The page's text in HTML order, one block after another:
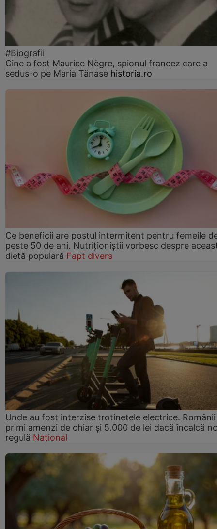
#Biografii
Cine a fost Maurice Nègre, spionul francez care a
sedus-o pe Maria Tănase historia.ro
Ce beneficii are postul intermitent pentru femeile
peste 50 de ani. Nutriționiștii vorbesc despre
dietă populară Fapt divers
Unde au fost interzise trotinetele electrice.
primi amenzi de chiar și 5.000 de lei dacă încalcă
regulă Național